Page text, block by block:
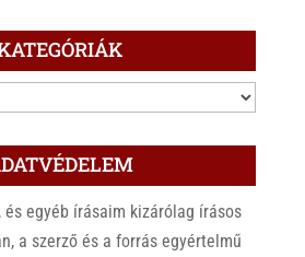
egyéb írásaim kizárólag írásos
a szerző és a forrás egyértelmű